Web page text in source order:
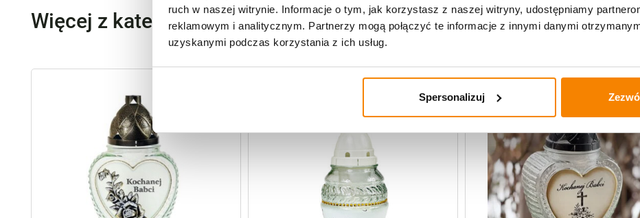
ruch w naszej witrynie. Informacje o tym, jak korzystasz z naszej witryny, udostępniamy
reklamowym i analitycznym. Partnerzy mogą połączyć te informacje z innymi danymi
uzyskanymi podczas korzystania z ich usług.
Spersonalizuj
Więcej z kategorii Znicze szklane